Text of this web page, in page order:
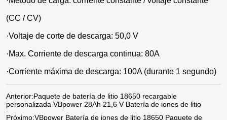
(CC / CV)
·Voltaje de corte de descarga: 50,0 V
·Max. Corriente de descarga continua: 80A
·Corriente máxima de descarga: 100A (durante 1 segundo)
Anterior:Paquete de batería de litio 18650 recargable
personalizada VBpower 28Ah 21,6 V Batería de iones de litio
Próximo:VBpower Batería de iones de litio 18650 Paquete de